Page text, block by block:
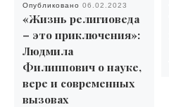
Опубликовано 06.02.2023
«Жизнь религиоведа
– это приключения»:
Людмила
Филиппович о науке,
вере и современных
вызовах